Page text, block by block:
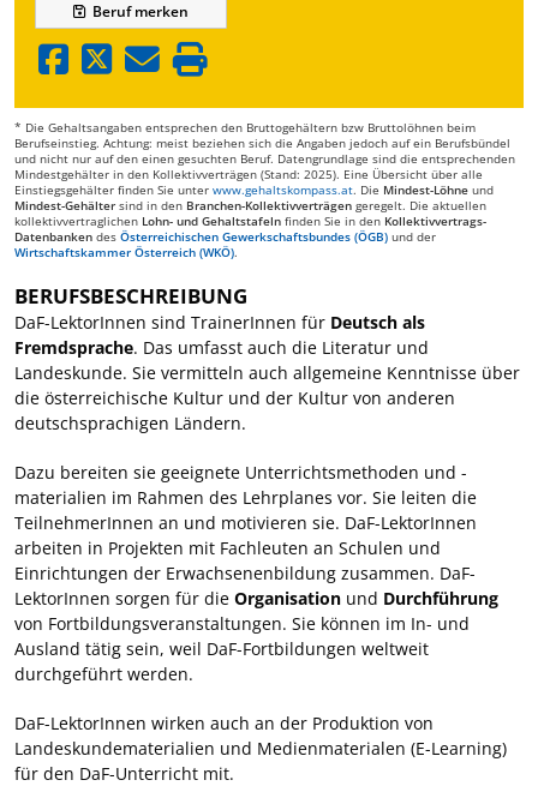
Berufmerken
* Die Gehaltsangaben entsprechen den Bruttogehältern bzw Bruttolöhnen beim
Berufseinstieg. Achtung: meist beziehen sich die Angaben jedoch auf ein Berufsbündel
und nicht nur auf den einen gesuchten Beruf. Datengrundlage sind die entsprechenden
Mindestgehälter in den Kollektivverträgen (Stand: 2025). Eine Übersicht über alle
Einstiegsgehälter finden Sie unter www.gehaltskompass.at. Die Mindest-Löhne und
Mindest-Gehälter sind in den Branchen-Kollektivverträgen geregelt. Die aktuellen
kollektivvertraglichen Lohn- und Gehaltstafeln finden Sie in den Kollektivvertrags-
Datenbanken des Österreichischen Gewerkschaftsbundes (ÖGB) und der
Wirtschaftskammer Österreich (WKÖ).
BERUFSBESCHREIBUNG
DaF-LektorInnen sind TrainerInnen für Deutsch als
Fremdsprache. Das umfasst auch die Literatur und
Landeskunde. Sie vermitteln auch allgemeine Kenntnisse über
die österreichische Kultur und der Kultur von anderen
deutschsprachigen Ländern.
Dazu bereiten sie geeignete Unterrichtsmethoden und -
materialien im Rahmen des Lehrplanes vor. Sie leiten die
TeilnehmerInnen an und motivieren sie. DaF-LektorInnen
arbeiten in Projekten mit Fachleuten an Schulen und
Einrichtungen der Erwachsenenbildung zusammen. DaF-
LektorInnen sorgen für die Organisation und Durchführung
von Fortbildungsveranstaltungen. Sie können im In- und
Ausland tätig sein, weil DaF-Fortbildungen weltweit
durchgeführt werden.
DaF-LektorInnen wirken auch an der Produktion von
Landeskundematerialien und Medienmaterialen (E-Learning)
für den DaF-Unterricht mit.